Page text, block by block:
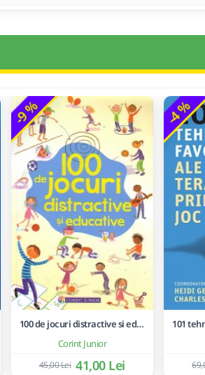
-9 %
Corint Junior
100 de jocuri distractive si educative
41,00 Lei
45,00 Lei
-4 %